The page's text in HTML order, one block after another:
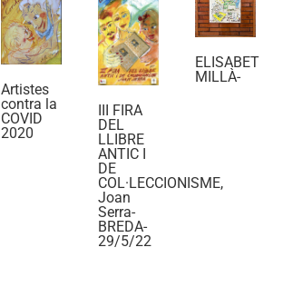
Artistes
contra la
COVID
2020
III FIRA
DEL
LLIBRE
ANTIC I
DE
COL·LECCIONISME,
Joan
Serra-
BREDA-
29/5/22
ELISABET
MILLÀ-